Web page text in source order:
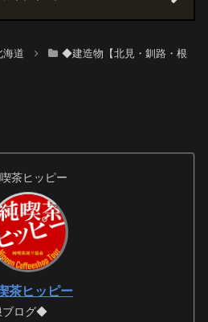
道
◆建造物【北見・釧路・根
茶ヒッピー
茶ヒッピー
ブログ◆